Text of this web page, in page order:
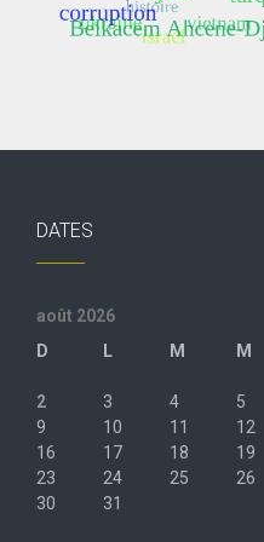
DATES
août 2026
D
L M M
2
3 4 5
9
10 11 12
16
17 18 19
23
24 25 26
30
31